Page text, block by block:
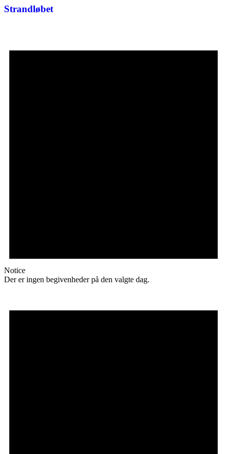
Strandløbet
Notice
Der er ingen begivenheder på den valgte dag.